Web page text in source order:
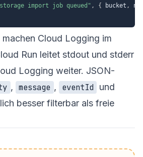
import job queued" , { bucket ,
Cloud Logging im
Run leitet stdout und stderr
Logging weiter. JSON-
, message , eventId
und
besser filterbar als freie